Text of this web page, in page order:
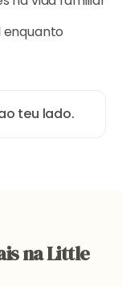
enquanto
teu lado.
na Little